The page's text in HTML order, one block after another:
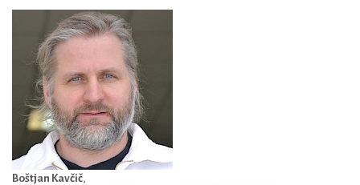
Boštjan Kavčič,